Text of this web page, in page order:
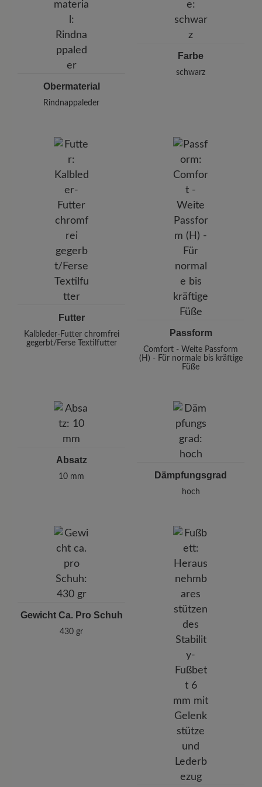
E-mail:
kundenbetreuung@baer-schuhe.de
Obermaterial
Rindnappaleder
Farbe
schwarz
Futter
Kalbleder-Futter chromfrei
gegerbt/Ferse Textilfutter
Passform
Comfort - Weite Passform
(H) - Für normale bis kräftige
Füße
Absatz
10 mm Dämpfungsgrad
hoch
Gewicht Ca. Pro Schuh
430 gr